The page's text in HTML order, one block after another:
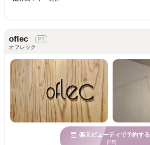
oflec
オフレック
楽天ビューティで予約する
[PR]